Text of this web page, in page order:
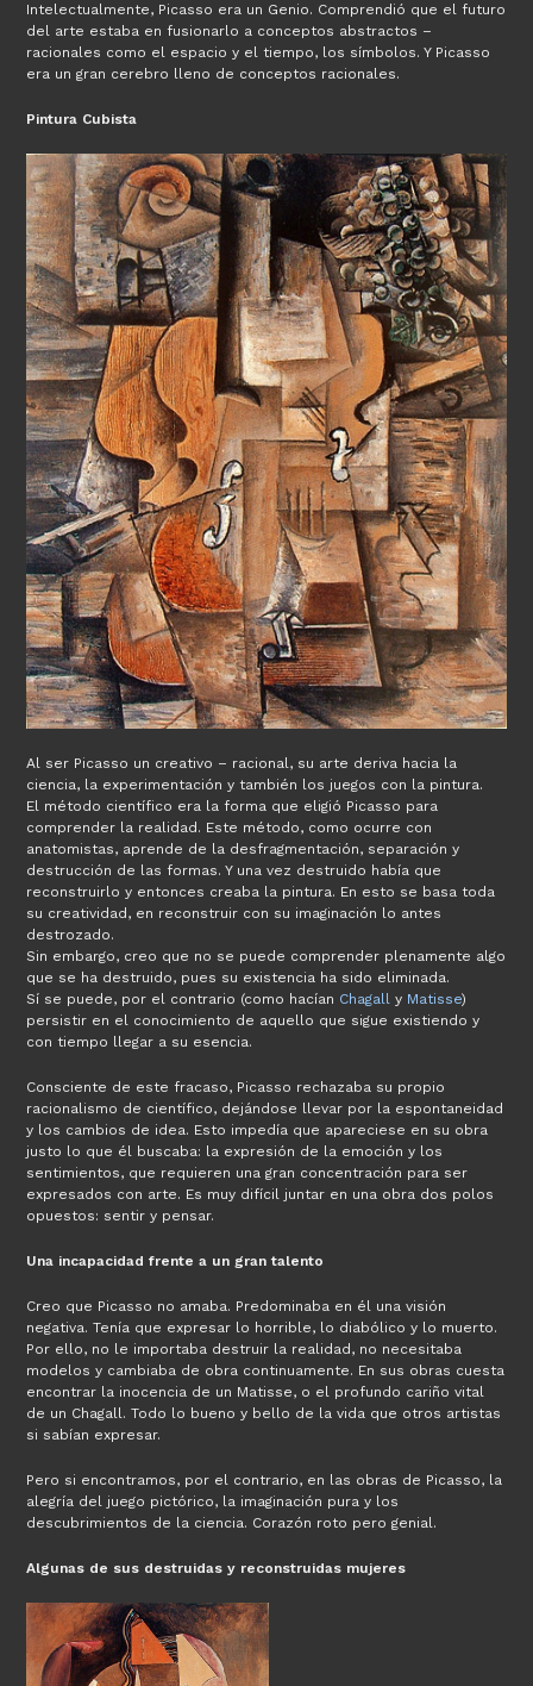
Intelectualmente, Picasso era un Genio. Comprendió que el futuro
del arte estaba en fusionarlo a conceptos abstractos –
racionales como el espacio y el tiempo, los símbolos. Y Picasso
era un gran cerebro lleno de conceptos racionales.
Pintura Cubista
Al ser Picasso un creativo – racional, su arte deriva hacia la
ciencia, la experimentación y también los juegos con la pintura.
El método científico era la forma que eligió Picasso para
comprender la realidad. Este método, como ocurre con
anatomistas, aprende de la desfragmentación, separación y
destrucción de las formas. Y una vez destruido había que
reconstruirlo y entonces creaba la pintura. En esto se basa toda
su creatividad, en reconstruir con su imaginación lo antes
destrozado.
Sin embargo, creo que no se puede comprender plenamente algo
que se ha destruido, pues su existencia ha sido eliminada.
Sí se puede, por el contrario (como hacían Chagally Matisse)
persistir en el conocimiento de aquello que sigue existiendo y
con tiempo llegar a su esencia.
Consciente de este fracaso, Picasso rechazaba su propio
racionalismo de científico, dejándose llevar por la espontaneidad
y los cambios de idea. Esto impedía que apareciese en su obra
justo lo que él buscaba: la expresión de la emoción y los
sentimientos, que requieren una gran concentración para ser
expresados con arte. Es muy difícil juntar en una obra dos polos
opuestos: sentir y pensar.
Una incapacidad frente a un gran talento
Creo que Picasso no amaba. Predominaba en él una visión
negativa. Tenía que expresar lo horrible, lo diabólico y lo muerto.
Por ello, no le importaba destruir la realidad, no necesitaba
modelos y cambiaba de obra continuamente. En sus obras cuesta
encontrar la inocencia de un Matisse, o el profundo cariño vital
de un Chagall. Todo lo bueno y bello de la vida que otros artistas
si sabían expresar.
Pero si encontramos, por el contrario, en las obras de Picasso, la
alegría del juego pictórico, la imaginación pura y los
descubrimientos de la ciencia. Corazón roto pero genial.
Algunas de sus destruidas y reconstruidas mujeres